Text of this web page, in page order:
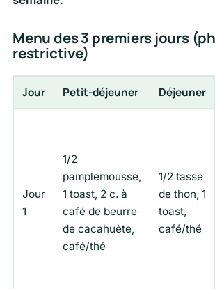
Menu des 3 premiers jours
restrictive)
Jour Petit-déjeuner Déjeuner
Jour
1
1/2
pamplemousse,
1 toast, 2 c. à
café de beurre
de cacahuète,
café/thé
1/2 tasse
de thon, 1
toast,
café/thé